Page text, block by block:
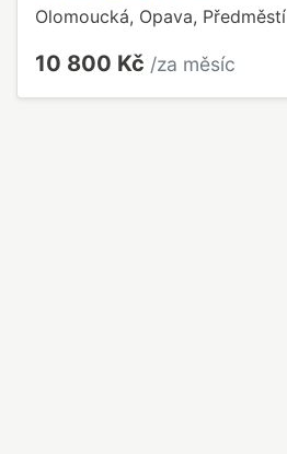
Olomoucká, Opava, Předměstí
10 800 Kč /za měsíc